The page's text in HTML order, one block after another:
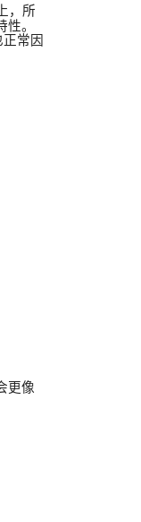
，所
。
常因
更像